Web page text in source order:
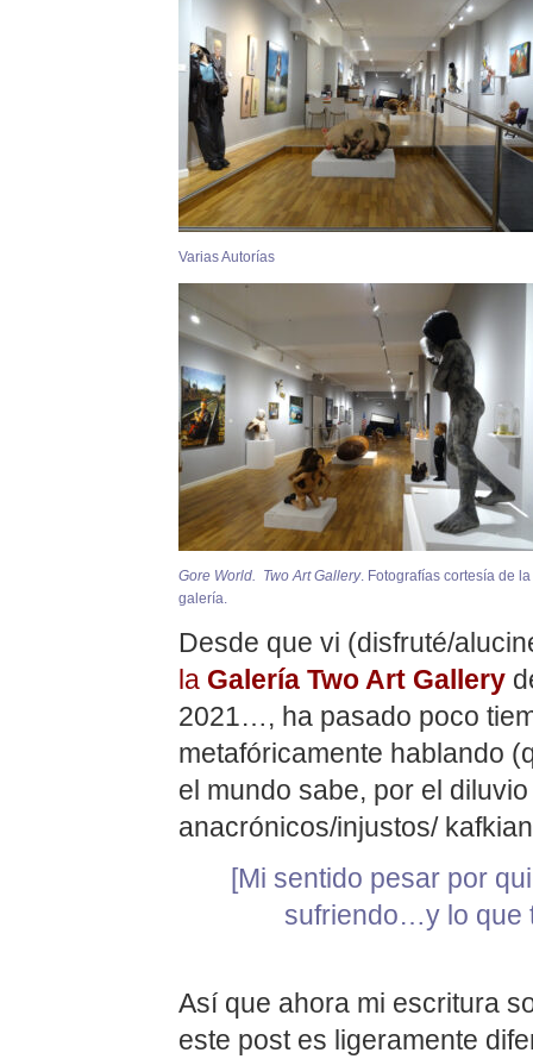
Varias Autorías
Gore World. Two Art Gallery. Fotografías cortesía de la
galería.
Desde que vi (disfruté/
la Galería Two Art Gallery
2021…, ha pasado poco
metafóricamente hablando
el mundo sabe, por el
anacrónicos/injustos/
[Mi sentido pesar por
sufriendo…y lo que
Así que ahora mi escritura
este post es ligeramente